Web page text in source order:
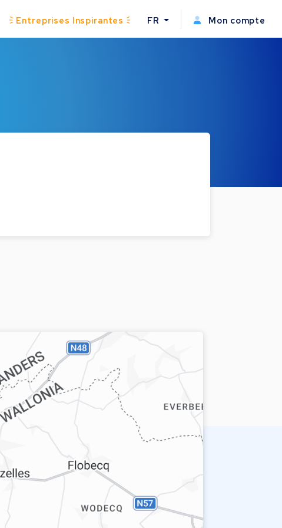
Entreprises Inspirantes FR Mon compte